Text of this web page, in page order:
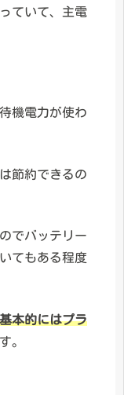
ていて、主電
機電力が使わ
節約できるの
でバッテリー
てもある程度
本的にはプラ
。